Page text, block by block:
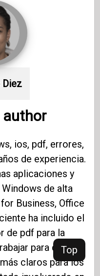
Top
Diez
ios, pdf, errores,
de experiencia.
aplicaciones y
de alta
Business, Office
ha incluido el
de pdf para la
para que los
claros para los